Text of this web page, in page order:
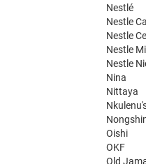
Nestlé
Nestle
Nestle
Nestle
Nestle
Nina
Nittaya
Oishi
OKF
Old